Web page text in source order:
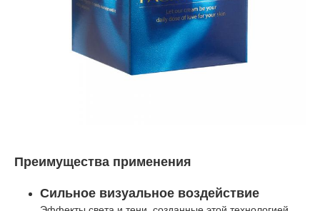
Преимущества применения
Сильное визуальное воздействие